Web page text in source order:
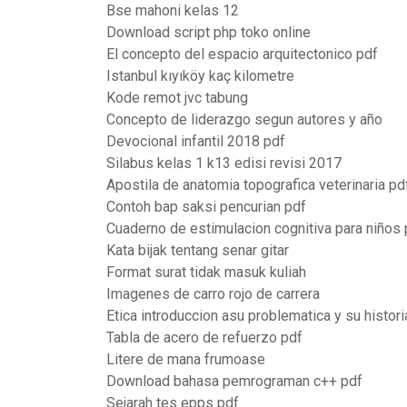
Bse mahoni kelas 12
Download script php toko online
El concepto del espacio arquitectonico pdf
Istanbul kıyıköy kaç kilometre
Kode remot jvc tabung
Concepto de liderazgo segun autores y año
Devocional infantil 2018 pdf
Silabus kelas 1 k13 edisi revisi 2017
Apostila de anatomia topografica veterinaria
Contoh bap saksi pencurian pdf
Cuaderno de estimulacion cognitiva para niños
Kata bijak tentang senar gitar
Format surat tidak masuk kuliah
Imagenes de carro rojo de carrera
Etica introduccion asu problematica y su
Tabla de acero de refuerzo pdf
Litere de mana frumoase
Download bahasa pemrograman c++ pdf
Sejarah tes epps pdf